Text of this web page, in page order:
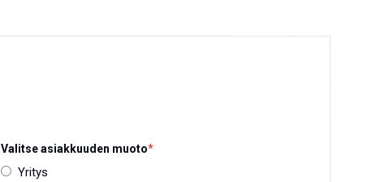
Valitse asiakkuuden muoto*
Yritys